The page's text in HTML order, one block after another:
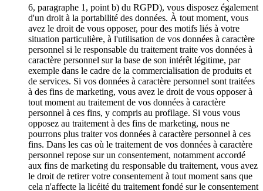
6, paragraphe 1, point b) du RGPD), vous disposez également
d'un droit à la portabilité des données. À tout moment, vous
avez le droit de vous opposer, pour des motifs liés à votre
situation particulière, à l'utilisation de vos données à caractère
personnel si le responsable du traitement traite vos données à
caractère personnel sur la base de son intérêt légitime, par
exemple dans le cadre de la commercialisation de produits et
de services. Si vos données à caractère personnel sont traitées
à des fins de marketing, vous avez le droit de vous opposer à
tout moment au traitement de vos données à caractère
personnel à ces fins, y compris au profilage. Si vous vous
opposez au traitement à des fins de marketing, nous ne
pourrons plus traiter vos données à caractère personnel à ces
fins. Dans les cas où le traitement de vos données à caractère
personnel repose sur un consentement, notamment accordé
aux fins de marketing du responsable du traitement, vous avez
le droit de retirer votre consentement à tout moment sans que
cela n'affecte la licéité du traitement fondé sur le consentement